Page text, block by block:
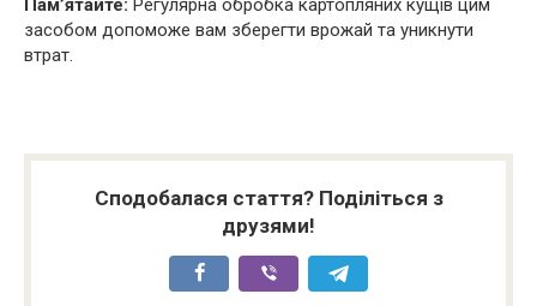
Пам’ятайте: Регулярна обробка картопляних кущів цим
засобом допоможе вам зберегти врожай та уникнути
втрат.
Сподобалася стаття? Поділіться з
друзями!